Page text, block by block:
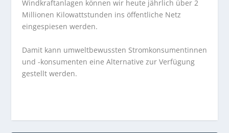
Windkraftanlagen können wir heute jährlich über 2
Millionen Kilowattstunden ins öffentliche Netz
eingespiesen werden.
Damit kann umweltbewussten Stromkonsumentinnen
und -konsumenten eine Alternative zur Verfügung
gestellt werden.